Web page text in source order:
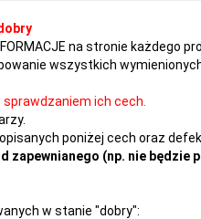
na stronie każdego
wszystkich
ich cech.
poniżej cech oraz
(np. nie
w stanie "dobry":